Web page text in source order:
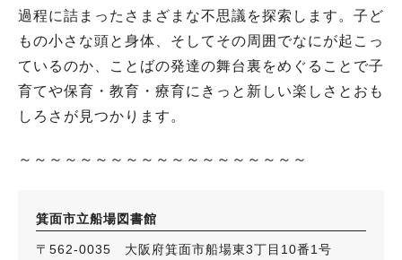
過程に詰まったさまざまな不思議を探索します。子ど
もの小さな頭と身体、そしてその周囲でなにが起こっ
ているのか、ことばの発達の舞台裏をめぐることで子
育てや保育・教育・療育にきっと新しい楽しさとおも
しろさが見つかります。
～～～～～～～～～～～～～～～～～～～
箕面市立船場図書館
〒562-0035 大阪府箕面市船場東3丁目10番1号